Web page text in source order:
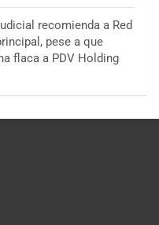
recomienda a Red
pese a que
flaca a PDV Holding